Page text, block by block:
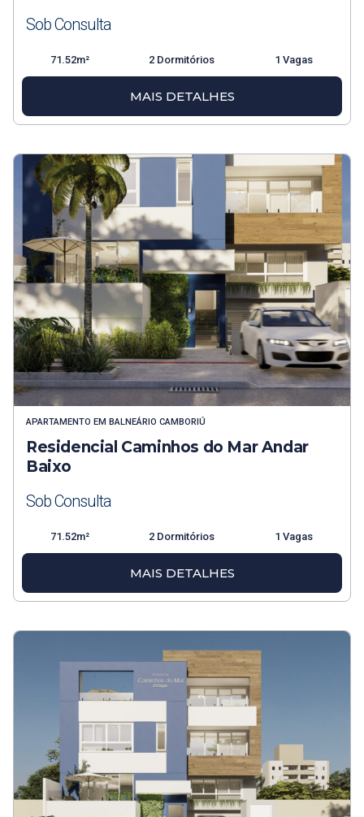
Sob Consulta
71.52m² 2 Dormitórios 1 Vagas
MAIS DETALHES
APARTAMENTO EM BALNEÁRIO CAMBORIÚ
Residencial Caminhos do Mar Andar
Baixo
Sob Consulta
71.52m² 2 Dormitórios 1 Vagas
MAIS DETALHES